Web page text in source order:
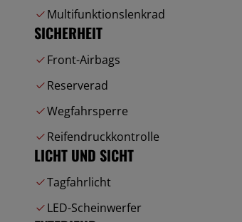
Multifunktionslenkrad
SICHERHEIT
Front-Airbags
Reserverad
Wegfahrsperre
Reifendruckkontrolle
LICHT UND SICHT
Tagfahrlicht
LED-Scheinwerfer